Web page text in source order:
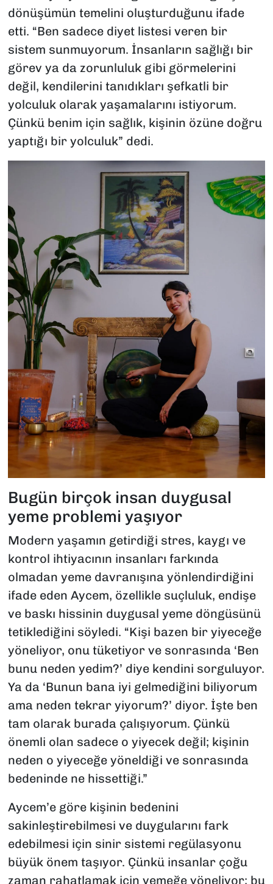
dönüşümün temelini oluşturduğunu ifade
etti. “Ben sadece diyet listesi veren bir
sistem sunmuyorum. İnsanların sağlığı bir
görev ya da zorunluluk gibi görmelerini
değil, kendilerini tanıdıkları şefkatli bir
yolculuk olarak yaşamalarını istiyorum.
Çünkü benim için sağlık, kişinin özüne doğru
yaptığı bir yolculuk” dedi.
Bugün birçok insan duygusal
yeme problemi yaşıyor
Modern yaşamın getirdiği stres, kaygı ve
kontrol ihtiyacının insanları farkında
olmadan yeme davranışına yönlendirdiğini
ifade eden Aycem, özellikle suçluluk, endişe
ve baskı hissinin duygusal yeme döngüsünü
tetiklediğini söyledi. “Kişi bazen bir yiyeceğe
yöneliyor, onu tüketiyor ve sonrasında ‘Ben
bunu neden yedim?’ diye kendini sorguluyor.
Ya da ‘Bunun bana iyi gelmediğini biliyorum
ama neden tekrar yiyorum?’ diyor. İşte ben
tam olarak burada çalışıyorum. Çünkü
önemli olan sadece o yiyecek değil; kişinin
neden o yiyeceğe yöneldiği ve sonrasında
bedeninde ne hissettiği.”
Aycem’e göre kişinin bedenini
sakinleştirebilmesi ve duygularını fark
edebilmesi için sinir sistemi regülasyonu
büyük önem taşıyor. Çünkü insanlar çoğu
zaman rahatlamak için yemeğe yöneliyor; bu